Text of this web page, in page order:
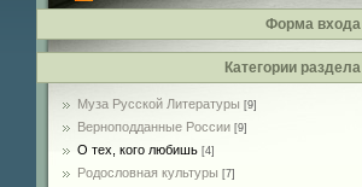
Форма входа
Категории раздела
Муза Русской Литературы [9]
Верноподданные России [9]
О тех, кого любишь [4]
Родословная культуры [7]